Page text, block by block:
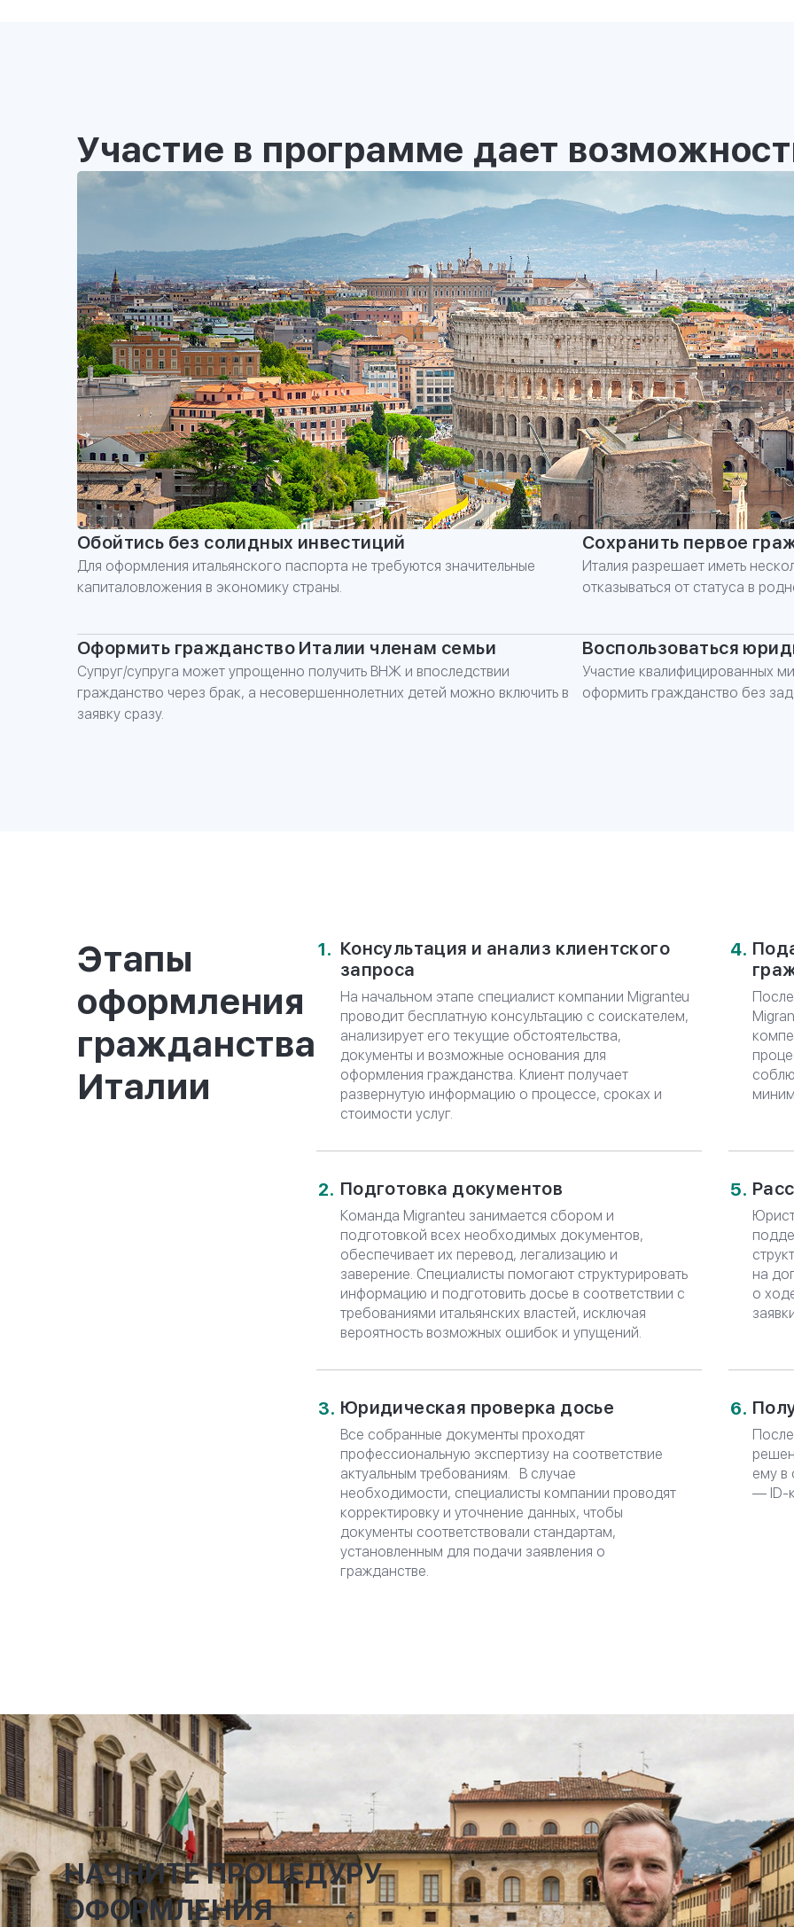
Участие в программе дает
Обойтись без солидных инвестиций
Для оформления итальянского паспорта не требуются значительные
капиталовложения в экономику страны.
Сохранить первое
Италия разрешает иметь
отказываться от статуса в
Оформить гражданство Италии членам семьи
Супруг/супруга может упрощенно получить ВНЖ и впоследствии
гражданство через брак, а несовершеннолетних детей можно включить в
заявку сразу.
Воспользоваться
Участие квалифицированных
оформить гражданство без
Этапы
оформления
гражданства
Италии
Консультация и анализ клиентского
запроса
На начальном этапе специалист компании Migranteu
проводит бесплатную консультацию с соискателем,
анализирует его текущие обстоятельства,
документы и возможные основания для
оформления гражданства. Клиент получает
развернутую информацию о процессе, сроках и
стоимости услуг.
Подготовка документов
Команда Migranteu занимается сбором и
подготовкой всех необходимых документов,
обеспечивает их перевод, легализацию и
заверение. Специалисты помогают структурировать
информацию и подготовить досье в соответствии с
требованиями итальянских властей, исключая
вероятность возможных ошибок и упущений.
Юридическая проверка досье
Все собранные документы проходят
профессиональную экспертизу на соответствие
актуальным требованиям. В случае
необходимости, специалисты компании проводят
корректировку и уточнение данных, чтобы
документы соответствовали стандартам,
установленным для подачи заявления о
гражданстве.
на
о
ему в
— ID-
НАЧНИТЕ ПРОЦЕДУРУ
ОФОРМЛЕНИЯ
Имя*